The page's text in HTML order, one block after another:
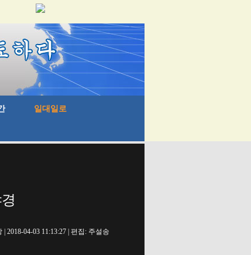
| 2018-04-03 11:13:27 | 편집: 주설송